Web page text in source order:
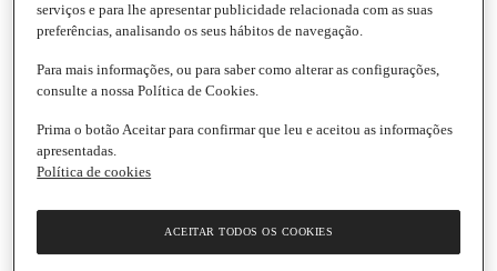
mesma
página.
serviços e para lhe apresentar publicidade relacionada com as suas
preferências, analisando os seus hábitos de navegação.
Para mais informações, ou para saber como alterar as configurações,
consulte a nossa Política de Cookies.
Prima o botão Aceitar para confirmar que leu e aceitou as informações
apresentadas.
Política de cookies
ACEITAR TODOS OS COOKIES